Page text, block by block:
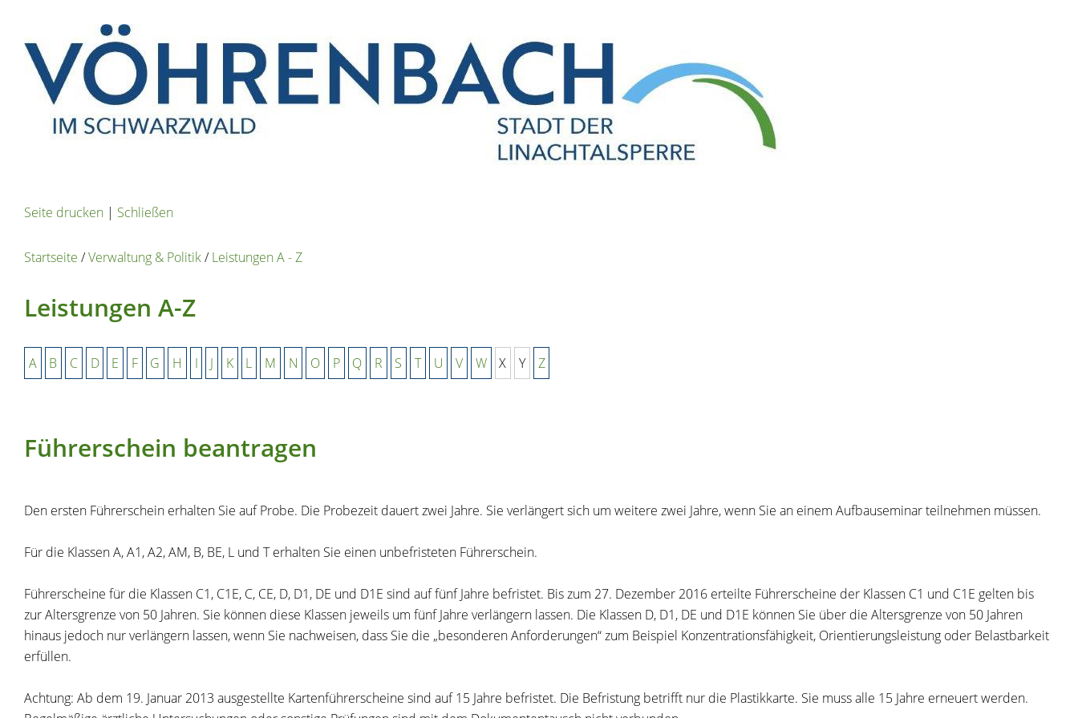
Seite drucken | Schließen
Startseite /Verwaltung & Politik/Leistungen A - Z
Leistungen A-Z
A B C D E F G H I J K L M N O P Q R S T U V W X Y Z
Führerschein beantragen
Den ersten Führerschein erhalten Sie auf Probe. Die Probezeit dauert zwei Jahre. Sie verlängert sich um weitere zwei Jahre, wenn Sie an einem Aufbauseminar teilnehmen müssen.
Für die Klassen A, A1, A2, AM, B, BE, L und T erhalten Sie einen unbefristeten Führerschein.
Führerscheine für die Klassen C1, C1E, C, CE, D, D1, DE und D1E sind auf fünf Jahre befristet. Bis zum 27. Dezember 2016 erteilte Führerscheine der Klassen C1 und C1E gelten bis
zur Altersgrenze von 50 Jahren. Sie können diese Klassen jeweils um fünf Jahre verlängern lassen. Die Klassen D, D1, DE und D1E können Sie über die Altersgrenze von 50 Jahren
hinaus jedoch nur verlängern lassen, wenn Sie nachweisen, dass Sie die „besonderen Anforderungen“ zum Beispiel Konzentrationsfähigkeit, Orientierungsleistung oder Belastbarkeit
erfüllen.
Achtung: Ab dem 19. Januar 2013 ausgestellte Kartenführerscheine sind auf 15 Jahre befristet. Die Befristung betrifft nur die Plastikkarte. Sie muss alle 15 Jahre erneuert werden.